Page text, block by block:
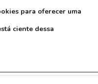
para oferecer uma
ciente dessa